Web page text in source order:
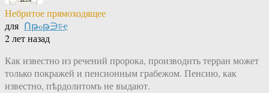
Небритое прямоходящее
для Ոթℴթ∋চҿ
2 лет назад
Как известно из речений пророка, производить терран может
только покражей и пенсионным грабежом. Пенсию, как
известно, пѣрдолитомъ не выдают.